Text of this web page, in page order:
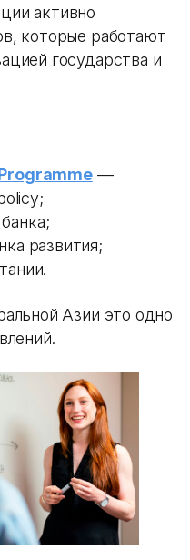
активно
которые работают
государства и
—
развития;
Азии это одно